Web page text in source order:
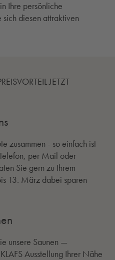
Ihre persönliche
diesen attraktiven
JETZT
zusammen - so einfach ist
per Mail oder
Sie gern zu Ihrem
13. März dabei sparen
unsere Saunen —
Ausstellung Ihrer Nähe